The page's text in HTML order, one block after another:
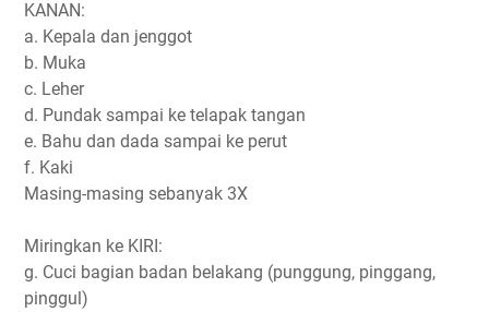
KANAN:
a. Kepala dan jenggot
b. Muka
c. Leher
d. Pundak sampai ke telapak tangan
e. Bahu dan dada sampai ke perut
f. Kaki
Masing-masing sebanyak 3X
Miringkan ke KIRI:
g. Cuci bagian badan belakang (punggung, pinggang,
pinggul)